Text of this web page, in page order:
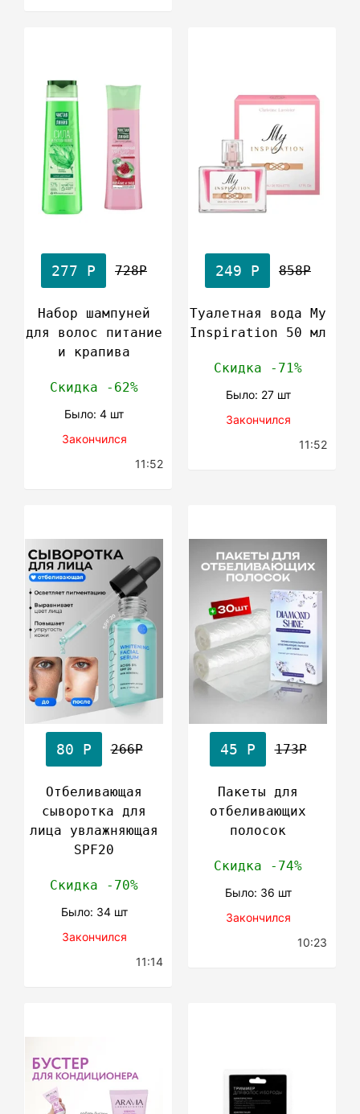
277 Р 728Р
Набор шампуней
для волос питание
и крапива
Скидка -62%
Было: 4 шт
Закончился
11:52
249 Р 858Р
Туалетная вода My
Inspiration 50 мл
Скидка -71%
Было: 27 шт
Закончился
11:52
80 Р 266Р
Отбеливающая
сыворотка для
лица увлажняющая
SPF20
Скидка -70%
Было: 34 шт
Закончился
11:14
45 Р 173Р
Пакеты для
отбеливающих
полосок
Скидка -74%
Было: 36 шт
Закончился
10:23